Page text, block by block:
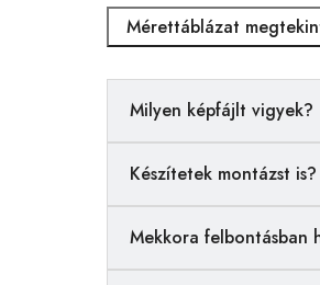
Mérettáblázat
Milyen képfájlt vigyek?
Készítetek montázst is?
Mekkora felbontásban